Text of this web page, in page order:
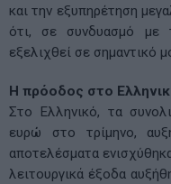
και την εξυπηρέτηση
ότι, σε συνδυασμό με
εξελιχθεί σε
Η πρόοδος στο
Στο Ελληνικό, τα
ευρώ στο τρίμηνο,
αποτελέσματα
λειτουργικά έξοδα